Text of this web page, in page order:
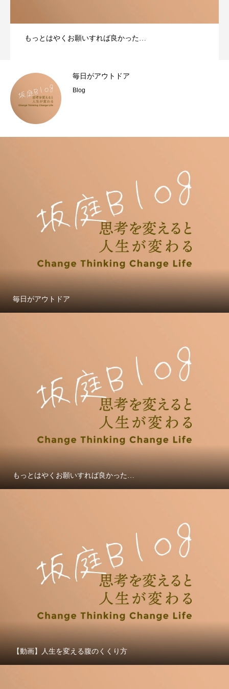
もっとはやくお願いすれば良かった…
毎日がアウトドア
Blog
毎日がアウトドア
もっとはやくお願いすれば良かった…
【動画】人生を変える腹のくくり方